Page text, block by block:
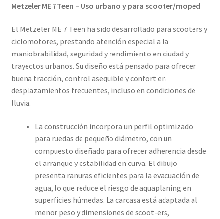
Metzeler ME 7 Teen – Uso urbano y para scooter/moped
El Metzeler ME 7 Teen ha sido desarrollado para scooters y
ciclomotores, prestando atención especial a la
maniobrabilidad, seguridad y rendimiento en ciudad y
trayectos urbanos. Su diseño está pensado para ofrecer
buena tracción, control asequible y confort en
desplazamientos frecuentes, incluso en condiciones de
lluvia.
La construcción incorpora un perfil optimizado
para ruedas de pequeño diámetro, con un
compuesto diseñado para ofrecer adherencia desde
el arranque y estabilidad en curva. El dibujo
presenta ranuras eficientes para la evacuación de
agua, lo que reduce el riesgo de aquaplaning en
superficies húmedas. La carcasa está adaptada al
menor peso y dimensiones de scoot-ers,